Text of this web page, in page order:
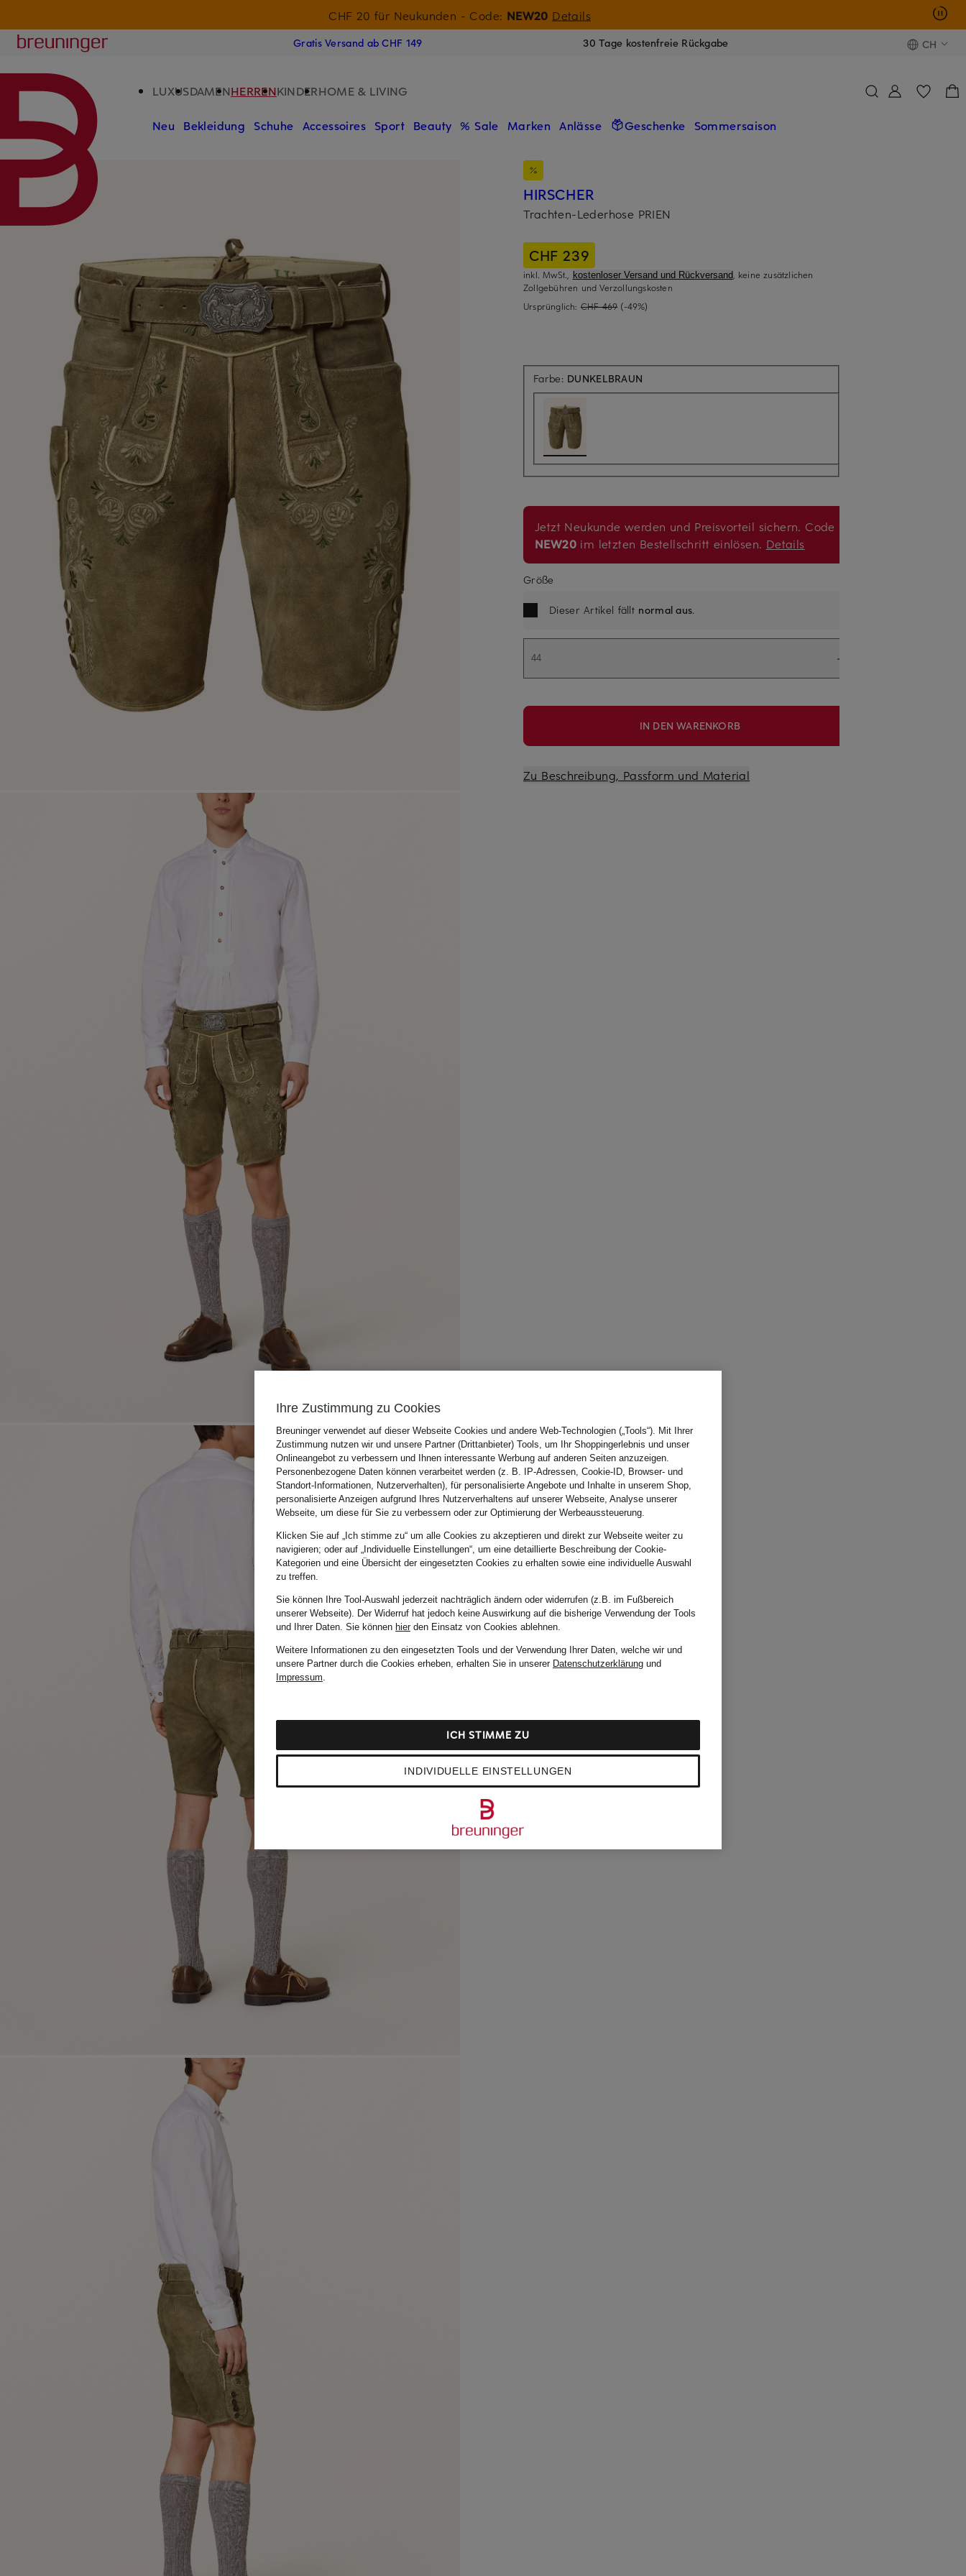
CHF 15-Willkommensgutschein mit Beyond sichern
CHF 20 für Neukunden - Code: NEW20 Details
Breuninger
Gratis Versand ab CHF 149 30 Tage kostenfreie Rückgabe CH
LUXUSDAMENHERRENKINDERHOME & LIVING
Neu Bekleidung Schuhe Accessoires Sport Beauty % Sale Marken Anlässe Geschenke Sommersaison
HIRSCHER
Trachten-Lederhose PRIEN
CHF 239
inkl. MwSt., kostenloser Versand und Rückversand, keine zusätzlichen
Zollgebühren und Verzollungskosten
Ursprünglich: CHF 469 (-49%)
Farbe: DUNKELBRAUN
Jetzt Neukunde werden und Preisvorteil sichern. Code
NEW20 im letzten Bestellschritt einlösen. Details
Größe
Dieser Artikel fällt normal aus.
44
IN DEN WARENKORB
Zu Beschreibung, Passform und Material
Ihre Zustimmung zu Cookies
Breuninger verwendet auf dieser Webseite Cookies und andere Web-Technologien („Tools“). Mit Ihrer
Zustimmung nutzen wir und unsere Partner (Drittanbieter) Tools, um Ihr Shoppingerlebnis und unser
Onlineangebot zu verbessern und Ihnen interessante Werbung auf anderen Seiten anzuzeigen.
Personenbezogene Daten können verarbeitet werden (z. B. IP-Adressen, Cookie-ID, Browser- und
Standort-Informationen, Nutzerverhalten), für personalisierte Angebote und Inhalte in unserem Shop,
personalisierte Anzeigen aufgrund Ihres Nutzerverhaltens auf unserer Webseite, Analyse unserer
Webseite, um diese für Sie zu verbessern oder zur Optimierung der Werbeaussteuerung.
Klicken Sie auf „Ich stimme zu“ um alle Cookies zu akzeptieren und direkt zur Webseite weiter zu
navigieren; oder auf „Individuelle Einstellungen“, um eine detaillierte Beschreibung der Cookie-
Kategorien und eine Übersicht der eingesetzten Cookies zu erhalten sowie eine individuelle Auswahl
zu treffen.
Sie können Ihre Tool-Auswahl jederzeit nachträglich ändern oder widerrufen (z.B. im Fußbereich
unserer Webseite). Der Widerruf hat jedoch keine Auswirkung auf die bisherige Verwendung der Tools
und Ihrer Daten. Sie können hierden Einsatz von Cookies ablehnen.
Weitere Informationen zu den eingesetzten Tools und der Verwendung Ihrer Daten, welche wir und
unsere Partner durch die Cookies erheben, erhalten Sie in unserer Datenschutzerklärung und
Impressum.
INDIVIDUELLE EINSTELLUNGEN
ICH STIMME ZU